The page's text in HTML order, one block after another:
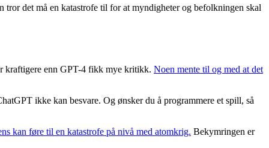
tror det må en katastrofe til for at myndigheter og befolkningen skal
kraftigere enn GPT-4 fikk mye kritikk. Noen mente til og med at det
ikke kan besvare. Og ønsker du å programmere et spill, så
kan føre til en katastrofe på nivå med atomkrig. Bekymringen er